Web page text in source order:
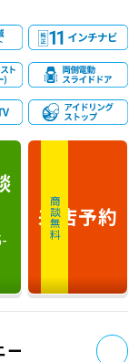
商談無料
来店予約
ー